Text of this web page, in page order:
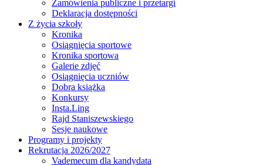
Zamówienia publiczne i przetargi
Deklaracja dostępności
Z życia szkoły
Kronika
Osiągnięcia sportowe
Kronika sportowa
Galerie zdjęć
Osiągnięcia uczniów
Dobra książka
Konkursy
Insta.Ling
Rajd Staniszewskiego
Sesje naukowe
Programy i projekty
Rekrutacja 2026/2027
Vademecum dla kandydata